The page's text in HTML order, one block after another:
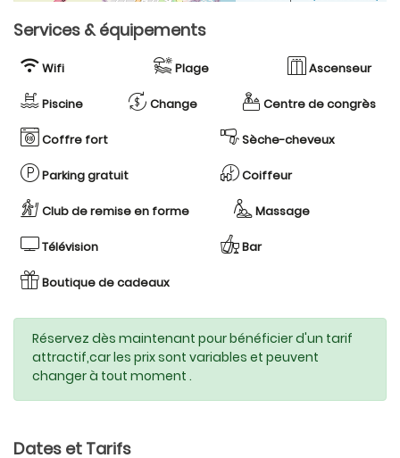
Services & équipements
Wifi Plage Ascenseur
Piscine Change Centre de congrès
Coffre fort Sèche-cheveux
Parking gratuit Coiffeur
Club de remise en forme Massage
Télévision Bar
Boutique de cadeaux
Réservez dès maintenant pour bénéficier d'un tarif
attractif,car les prix sont variables et peuvent
changer à tout moment .
Dates et Tarifs